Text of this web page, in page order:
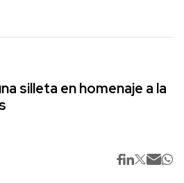
silleta en homenaje a la